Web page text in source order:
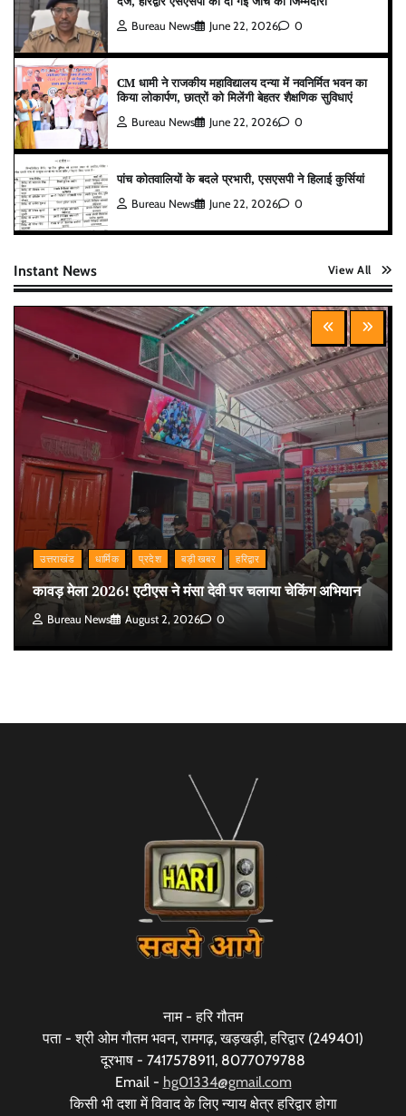
Bureau News June 22, 2026 0
CM धामी ने राजकीय महाविद्यालय दन्या में नवनिर्मित भवन का
किया लोकार्पण, छात्रों को मिलेंगी बेहतर शैक्षणिक सुविधाएं
Bureau News June 22, 2026 0
पांच कोतवालियों के बदले प्रभारी, एसएसपी ने हिलाई कुर्सियां
Bureau News June 22, 2026 0
Instant News View All
उत्तराखंड धार्मिक प्रदेश बड़ी खबर हरिद्वार
कावड़ मेला 2026! एटीएस ने मंसा देवी पर चलाया चेकिंग अभियान
Bureau News August 2, 2026 0
नाम - हरि गौतम
पता - श्री ओम गौतम भवन, रामगढ़, खड़खड़ी, हरिद्वार (249401)
दूरभाष - 7417578911, 8077079788
Email - hg01334@gmail.com
किसी भी दशा में विवाद के लिए न्याय क्षेत्र हरिद्वार होगा